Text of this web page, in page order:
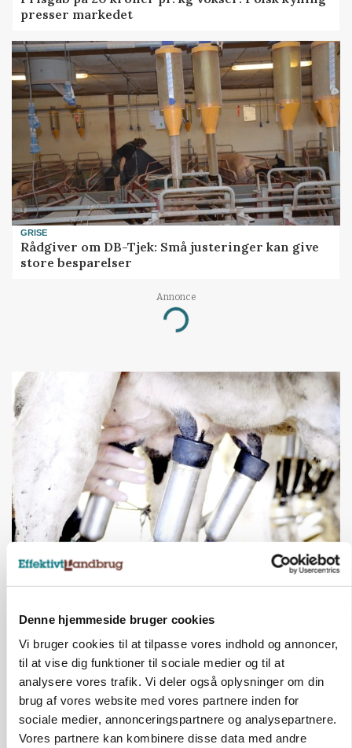
Denne hjemmeside bruger cookies
Vi bruger cookies til at tilpasse vores indhold og annoncer,
til at vise dig funktioner til sociale medier og til at
analysere vores trafik. Vi deler også oplysninger om din
brug af vores website med vores partnere inden for
sociale medier, annonceringspartnere og analysepartnere.
Vores partnere kan kombinere disse data med andre
presser markedet
GRISE
Rådgiver om DB-Tjek: Små justeringer kan give
store besparelser
Annonce
Loading...
MARKED